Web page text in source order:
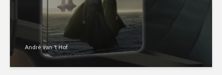
André van 't Hof